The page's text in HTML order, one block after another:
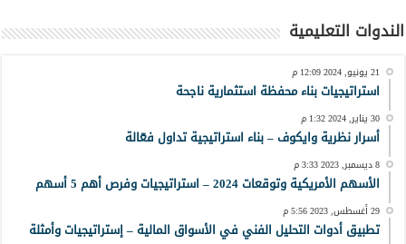
الندوات التعليمية
21 يونيو, 2024 12:09 م
استراتيجيات بناء محفظة استثمارية ناجحة
30 يناير, 2024 1:32 م
أسرار نظرية وايكوف – بناء استراتيجية تداول فعّالة
8 ديسمبر, 2023 3:33 م
الأسهم الأمريكية وتوقعات 2024 – استراتيجيات وفرص أهم 5 أسهم
29 أغسطس, 2023 5:56 م
تطبيق أدوات التحليل الفني في الأسواق المالية – إستراتيجيات وأمثلة